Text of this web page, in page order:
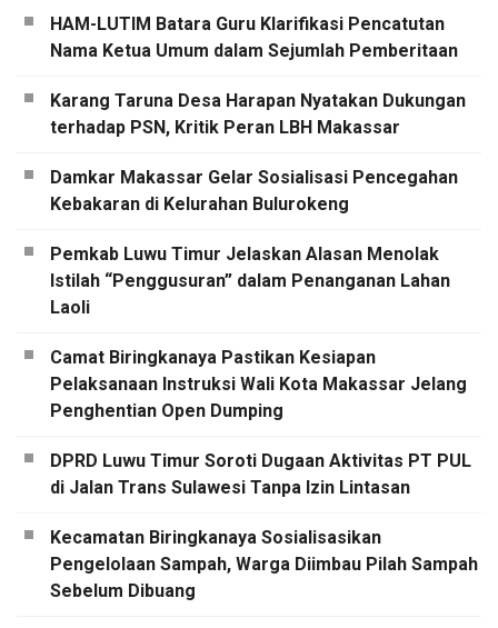
HAM-LUTIM Batara Guru Klarifikasi Pencatutan
Nama Ketua Umum dalam Sejumlah Pemberitaan
Karang Taruna Desa Harapan Nyatakan Dukungan
terhadap PSN, Kritik Peran LBH Makassar
Damkar Makassar Gelar Sosialisasi Pencegahan
Kebakaran di Kelurahan Bulurokeng
Pemkab Luwu Timur Jelaskan Alasan Menolak
Istilah “Penggusuran” dalam Penanganan Lahan
Laoli
Camat Biringkanaya Pastikan Kesiapan
Pelaksanaan Instruksi Wali Kota Makassar Jelang
Penghentian Open Dumping
DPRD Luwu Timur Soroti Dugaan Aktivitas PT PUL
di Jalan Trans Sulawesi Tanpa Izin Lintasan
Kecamatan Biringkanaya Sosialisasikan
Pengelolaan Sampah, Warga Diimbau Pilah Sampah
Sebelum Dibuang